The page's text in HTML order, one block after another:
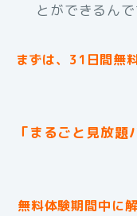
とができるんで
まずは、31日間無
「まるごと見放
無料体験期間中に